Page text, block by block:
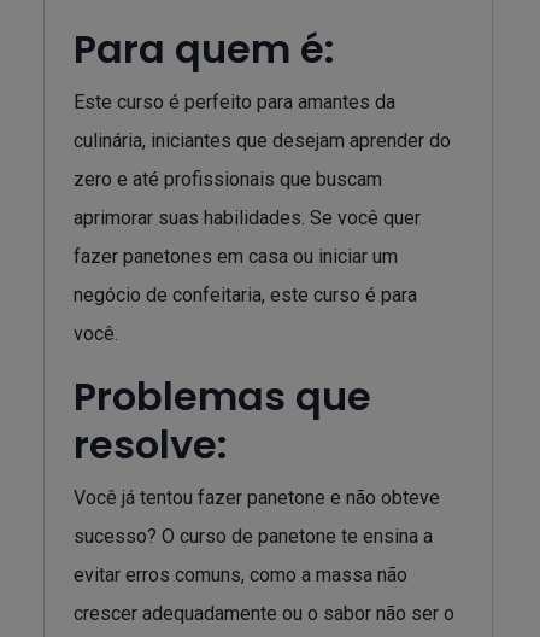
Para quem é:
Este curso é perfeito para amantes da
culinária, iniciantes que desejam aprender do
zero e até profissionais que buscam
aprimorar suas habilidades. Se você quer
fazer panetones em casa ou iniciar um
negócio de confeitaria, este curso é para
você.
Problemas que
resolve:
Você já tentou fazer panetone e não obteve
sucesso? O curso de panetone te ensina a
evitar erros comuns, como a massa não
crescer adequadamente ou o sabor não ser o